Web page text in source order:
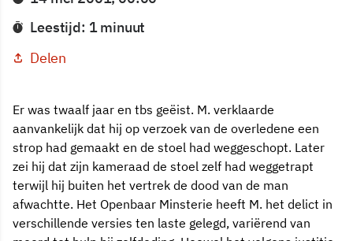
Leestijd: 1 minuut
Delen
Er was twaalf jaar en tbs geëist. M. verklaarde
aanvankelijk dat hij op verzoek van de overledene een
strop had gemaakt en de stoel had weggeschopt. Later
zei hij dat zijn kameraad de stoel zelf had weggetrapt
terwijl hij buiten het vertrek de dood van de man
afwachtte. Het Openbaar Minsterie heeft M. het delict in
verschillende versies ten laste gelegd, variërend van